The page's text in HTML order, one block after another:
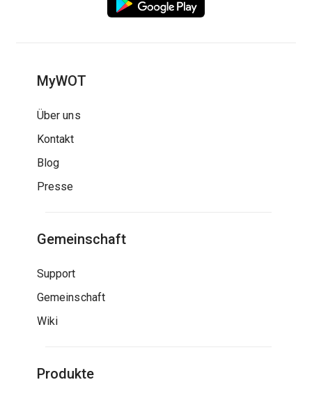
MyWOT
Über uns
Kontakt
Blog
Presse
Gemeinschaft
Support
Gemeinschaft
Wiki
Produkte